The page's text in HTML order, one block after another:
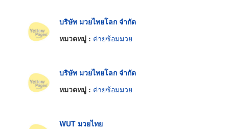
บริษัท มวยไทยโลก จำกัด
หมวดหมู่ : ค่ายซ้อมมวย
บริษัท มวยไทยโลก จำกัด
หมวดหมู่ : ค่ายซ้อมมวย
WUT มวยไทย